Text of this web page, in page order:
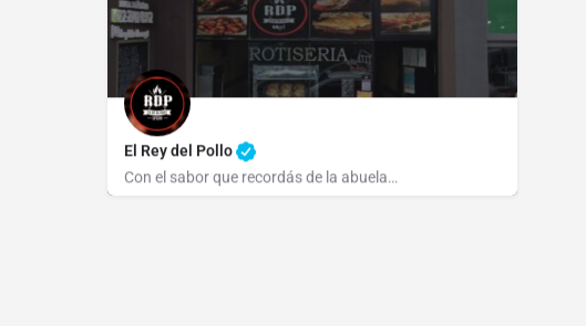
El Rey del Pollo
Con el sabor que recordás de la abuela…